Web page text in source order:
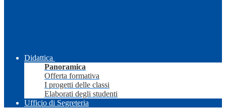
Didattica
Panoramica
Offerta formativa
I progetti delle classi
Elaborati degli studenti
Ufficio di Segreteria